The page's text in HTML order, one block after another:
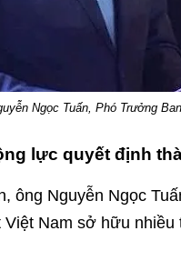
Ngọc Tuấn, Phó Trưởng
lực quyết định
ông Nguyễn Ngọc
Nam sở hữu